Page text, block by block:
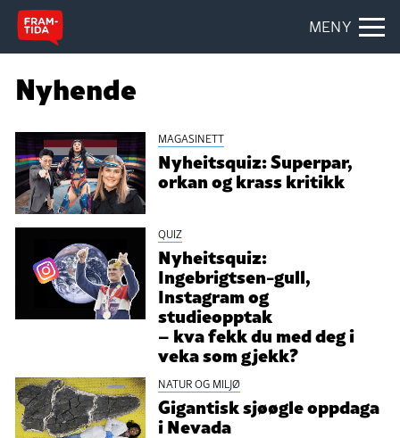
MENY
Nyhende
MAGASINETT
Nyheitsquiz: Superpar,
orkan og krass kritikk
QUIZ
Nyheitsquiz:
Ingebrigtsen-gull,
Instagram og
studieopptak
– kva fekk du med deg i
veka som gjekk?
NATUR OG MILJØ
Gigantisk sjøøgle oppdaga
i Nevada